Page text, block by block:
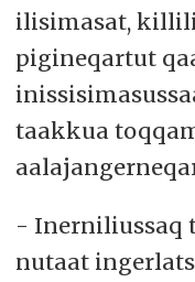
ilisimasat,
pigineqartut
taakkua
- Inerniliussaq
nutaat